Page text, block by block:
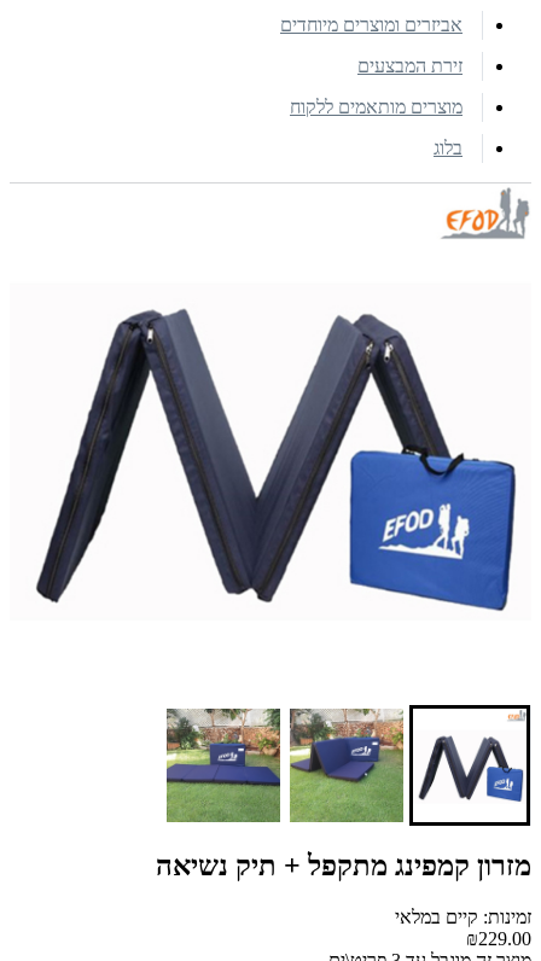
אביזרים ומוצרים מיוחדים
זירת המבצעים
מוצרים מותאמים ללקוח
בלוג
מזרון קמפינג מתקפל + תיק נשיאה
זמינות: קיים במלאי
₪229.00